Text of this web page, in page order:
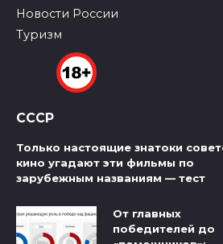
Новости России
Туризм
СССР
Только настоящие знатоки
кино угадают эти фильмы по
зарубежным названиям — тест
От главных
победителей до